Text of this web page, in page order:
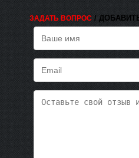
ЗАДАТЬ ВОПРОС /